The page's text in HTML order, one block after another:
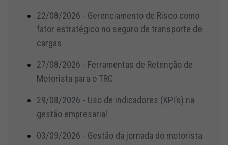
22/08/2026 - Gerenciamento de Risco como
fator estratégico no seguro de transporte de
cargas
27/08/2026 - Ferramentas de Retenção de
Motorista para o TRC
29/08/2026 - Uso de indicadores (KPI’s) na
gestão empresarial
03/09/2026 - Gestão da jornada do motorista